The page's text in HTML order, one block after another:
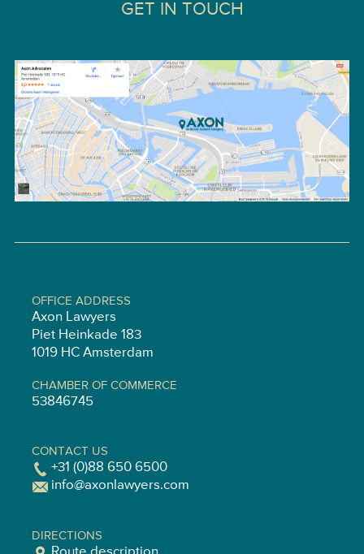
GET IN TOUCH
OFFICE ADDRESS
Axon Lawyers
Piet Heinkade 183
1019 HC Amsterdam
CHAMBER OF COMMERCE
53846745
CONTACT US
+31 (0)88 650 6500
info@axonlawyers.com
DIRECTIONS